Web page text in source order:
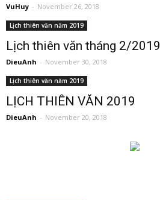
VuHuy - November 26, 2018
Lịch thiên văn năm 2019
Lịch thiên văn tháng 2/2019
DieuAnh - November 30, 2018
Lịch thiên văn năm 2019
LỊCH THIÊN VĂN 2019
DieuAnh - November 20, 2018